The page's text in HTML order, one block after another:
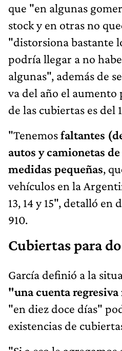
que "en algunas
stock y en otras no
"distorsiona bastante
podría llegar a no
algunas", además de
va del año el
de las cubiertas es del
"Tenemosfaltantes
autos y camionetas
medidas pequeñas,
vehículos en la
13, 14 y 15", detalló en
910.
Cubiertas para
García definió a la
"una cuenta
"en diez doce días"
existencias de